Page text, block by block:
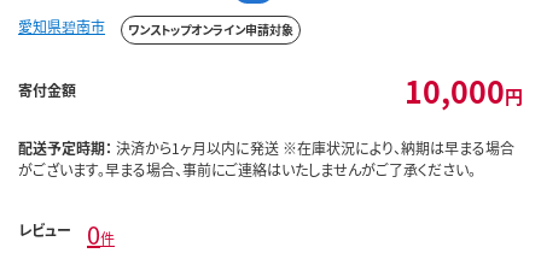
愛知県碧南市 ワンストップオンライン申請対象
寄付金額 10,000円
配送予定時期： 決済から1ヶ月以内に発送 ※在庫状況により、納期は早まる場合
がございます。早まる場合、事前にご連絡はいたしませんがご了承ください。
レビュー 0件